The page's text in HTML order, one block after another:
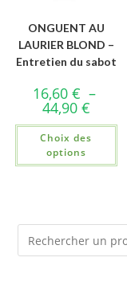
ONGUENT AU
LAURIER BLOND –
Entretien du sabot
16,60 € –
44,90 €
Choix des
options